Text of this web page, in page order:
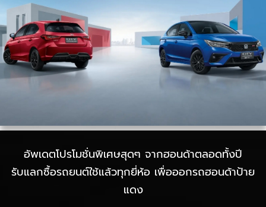
อัพเดตโปรโมชั่นพิเศษสุดๆ จากฮอนด้าตลอดทั้งปี
รับแลกซื้อรถยนต์ใช้แล้วทุกยี่ห้อ เพื่อออกรถฮอนด้าป้าย
แดง